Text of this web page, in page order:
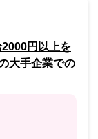
円以上を
大手企業での